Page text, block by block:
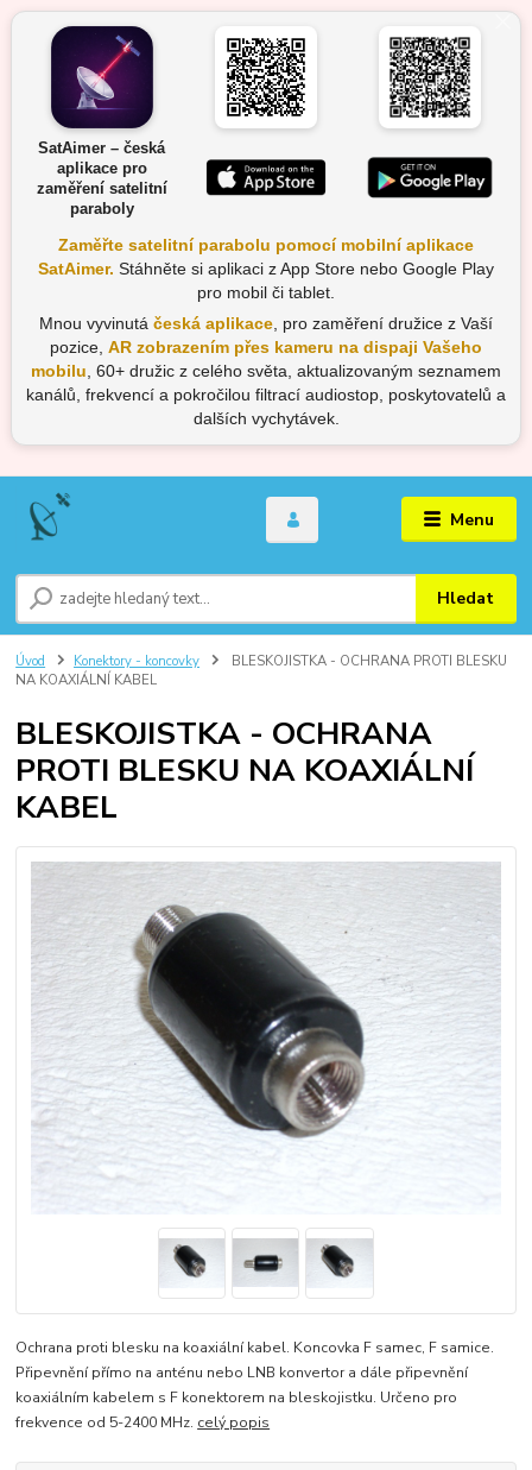
SatAimer – česká
aplikace pro
zaměření satelitní
paraboly
Zaměřte satelitní parabolu pomocí mobilní aplikace
SatAimer. Stáhněte si aplikaci z App Store nebo Google Play
pro mobil či tablet.
Mnou vyvinutá česká aplikace , pro zaměření družice z Vaší
pozice, AR zobrazením přes kameru na dispaji Vašeho
mobilu , 60+ družic z celého světa, aktualizovaným seznamem
kanálů, frekvencí a pokročilou filtrací audiostop, poskytovatelů a
dalších vychytávek.
Menu
Hledat
Úvod Konektory - koncovky
BLESKOJISTKA - OCHRANA PROTI BLESKU
NA KOAXIÁLNÍ KABEL
BLESKOJISTKA - OCHRANA
PROTI BLESKU NA KOAXIÁLNÍ
KABEL
Ochrana proti blesku na koaxiální kabel. Koncovka F samec, F samice.
Připevnění přímo na anténu nebo LNB konvertor a dále připevnění
koaxiálním kabelem s F konektorem na bleskojistku. Určeno pro
frekvence od 5-2400 MHz. celý popis